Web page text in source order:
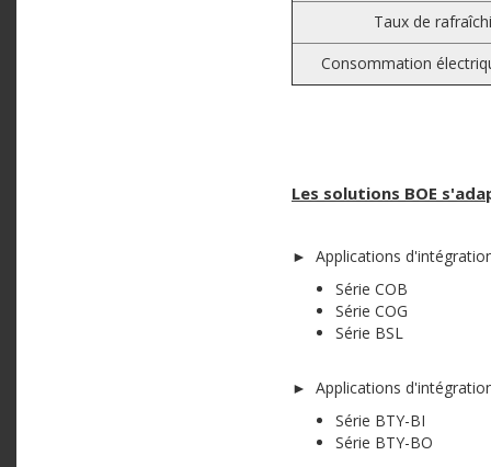
Taux de
Consommation
Les solutions BOE
► Applications
Série COB
Série COG
Série BSL
► Applications
Série BTY-BI
Série BTY-BO